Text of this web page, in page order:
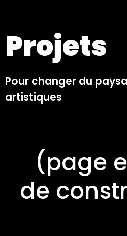
Projets
Pour changer du
artistiques
(page
de